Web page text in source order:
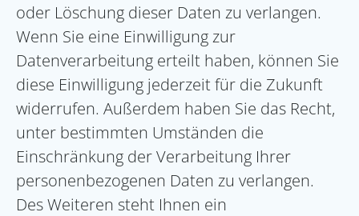
oder Löschung dieser Daten zu verlangen.
Wenn Sie eine Einwilligung zur
Datenverarbeitung erteilt haben, können Sie
diese Einwilligung jederzeit für die Zukunft
widerrufen. Außerdem haben Sie das Recht,
unter bestimmten Umständen die
Einschränkung der Verarbeitung Ihrer
personenbezogenen Daten zu verlangen.
Des Weiteren steht Ihnen ein